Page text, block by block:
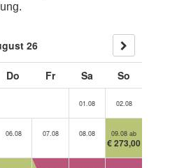
26
Do Fr Sa So
01.08 02.08
06.08 07.08 08.08 09.08 ab
€ 273,00